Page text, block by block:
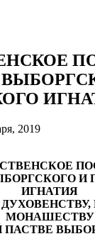
2019
И
ИГНАТИЯ
МОНАШЕСТВУ